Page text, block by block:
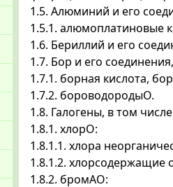
1.5. Алюминий и его
1.5.1. алюмоплатиновые
1.6. Бериллий и его
1.7. Бор и его
1.7.1. борная кислота,
1.7.2. бороводородыО.
1.8. Галогены, в том
1.8.1. хлорО:
1.8.1.1. хлора
1.8.1.2. хлорсодержащие
1.8.2. бромАО: